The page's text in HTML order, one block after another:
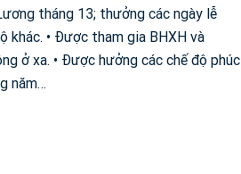
tháng 13; thưởng các ngày lễ
khác. • Được tham gia BHXH và
ở xa. • Được hưởng các chế độ phúc
năm…